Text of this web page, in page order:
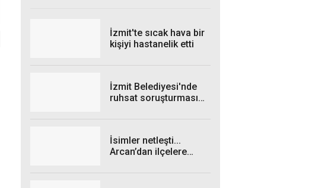
İzmit'te sıcak hava bir
kişiyi hastanelik etti
İzmit Belediyesi'nde
ruhsat soruşturması
İsimler netleşti...
Arcan’dan ilçelere